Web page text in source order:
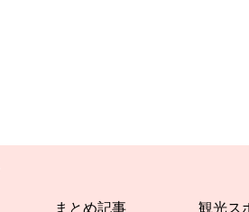
まとめ記事 観光ス